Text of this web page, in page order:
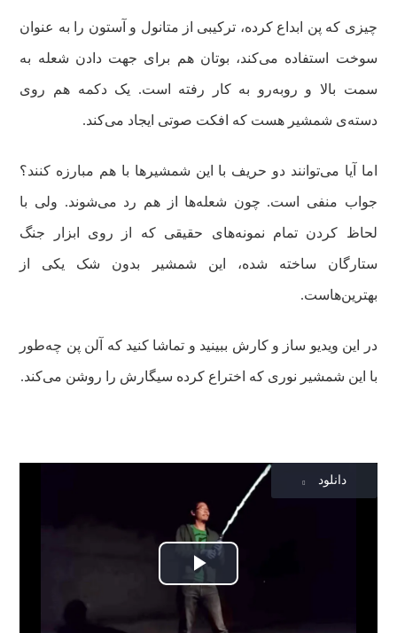
چیزی که پن ابداع کرده، ترکیبی از متانول و آستون را به عنوان
سوخت استفاده می‌کند، بوتان هم برای جهت دادن شعله به
سمت بالا و روبه‌رو به کار رفته است. یک دکمه هم روی
دسته‌ی شمشیر هست که افکت صوتی ایجاد می‌کند.
اما آیا می‌توانند دو حریف با این شمشیرها با هم مبارزه کنند؟
جواب منفی است. چون شعله‌ها از هم رد می‌شوند. ولی با
لحاظ کردن تمام نمونه‌های حقیقی که از روی ابزار جنگ
ستارگان ساخته شده، این شمشیر بدون شک یکی از
بهترین‌هاست.
در این ویدیو ساز و کارش ببینید و تماشا کنید که آلن پن چه‌طور
با این شمشیر نوری که اختراع کرده سیگارش را روشن می‌کند.
پخش
ویدیو
دانلود